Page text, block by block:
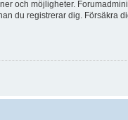
och möjligheter.
du registrerar dig. Försäkra